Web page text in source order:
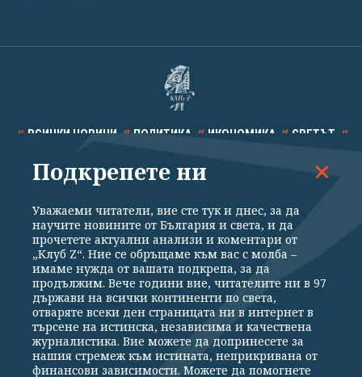
ВСИЧКИ НОВИНИ ПОЛИТИКА ИКОНОМИКА СВЕТЪТ
СПОРТ КУЛТУРА ТЕХНОЛОГИИ КАЛЕЙДОСКОП
Общи условия
Политика за поверителност
Реклама
Партньори Контакти
За Клуб Z
Екип
Подкрепете ни
Подкрепете ни
Уважаеми читатели, вие сте тук и днес, за да
научите новините от България и света, и да
прочетете актуални анализи и коментари от
„Клуб Z“. Ние се обръщаме към вас с молба –
имаме нужда от вашата подкрепа, за да
продължим. Вече години вие, читателите ни в 97
държави на всички континенти по света,
отваряте всеки ден страницата ни в интернет в
търсене на истинска, независима и качествена
журналистика. Вие можете да допринесете за
нашия стремеж към истината, неприкривана от
финансови зависимости. Можете да помогнете